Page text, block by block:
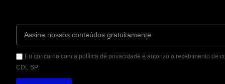
Eu concordo com a política de privacidade e autorizo o recebimento de
CDL SP.